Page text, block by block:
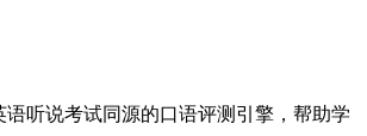
听说考试同源的口语评测引擎，帮助学